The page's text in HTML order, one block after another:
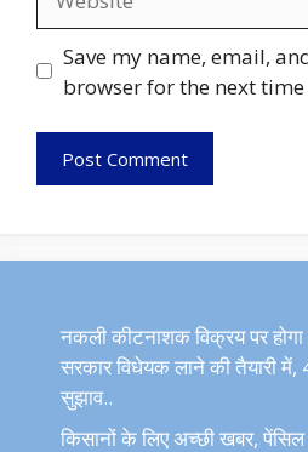
Save my name, email,
browser for the next
नकली कीटनाशक विक्रय पर
सरकार विधेयक लाने की तैयारी में,
सुझाव..
किसानों के लिए अच्छी खबर,